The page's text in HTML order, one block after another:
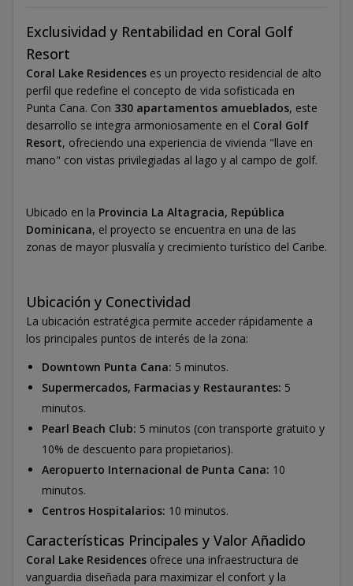
Exclusividad y Rentabilidad en Coral Golf
Resort
Coral Lake Residences es un proyecto residencial de alto
perfil que redefine el concepto de vida sofisticada en
Punta Cana. Con 330 apartamentos amueblados, este
desarrollo se integra armoniosamente en el Coral Golf
Resort, ofreciendo una experiencia de vivienda "llave en
mano" con vistas privilegiadas al lago y al campo de golf.
Ubicado en la Provincia La Altagracia, República
Dominicana, el proyecto se encuentra en una de las
zonas de mayor plusvalía y crecimiento turístico del Caribe.
Ubicación y Conectividad
La ubicación estratégica permite acceder rápidamente a
los principales puntos de interés de la zona:
Downtown Punta Cana: 5 minutos.
Supermercados, Farmacias y Restaurantes: 5
minutos.
Pearl Beach Club: 5 minutos (con transporte gratuito y
10% de descuento para propietarios).
Aeropuerto Internacional de Punta Cana: 10
minutos.
Centros Hospitalarios: 10 minutos.
Características Principales y Valor Añadido
Coral Lake Residences ofrece una infraestructura de
vanguardia diseñada para maximizar el confort y la